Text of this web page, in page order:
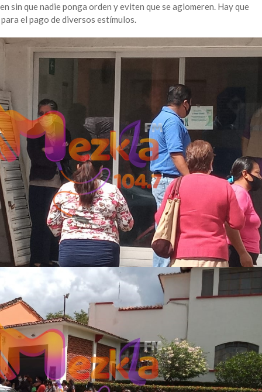
sin que nadie ponga orden y eviten que se aglomeren. Hay que
el pago de diversos estímulos.